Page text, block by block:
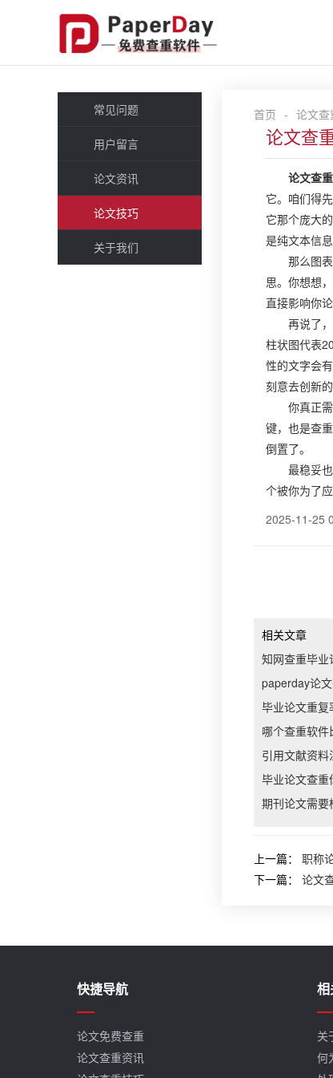
常见问题
用户留言
论文资讯
论文技巧
关于我们
首页 - 论文
论文查
论文查重
它。咱们得
它那个庞大
是纯文本信息
那么图
思。你想想
直接影响你
再说了
柱状图代表
性的文字会
刻意去创新的
你真正
键，也是查
倒置了。
最稳妥
个被你为了
2025-11-25
相关文章
知网查重毕业
paperday论文
毕业论文重复
哪个查重软件
引用文献资料
毕业论文查重
期刊论文需要
上一篇： 职称
下一篇： 论文
快捷导航
论文免费查重
论文查重资讯
相
关
何